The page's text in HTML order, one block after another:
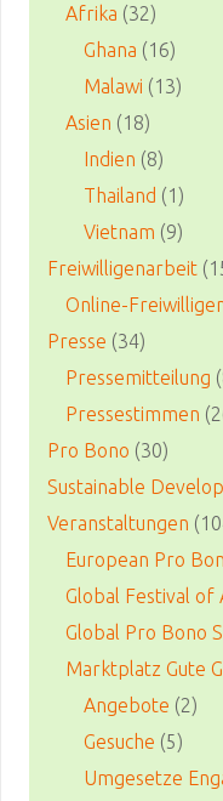
Afrika (32)
Ghana (16)
Malawi (13)
Asien (18)
Indien (8)
Thailand (1)
Vietnam (9)
Freiwilligenarbeit
Online-
Presse (34)
Pressemitteilung
Pressestimmen
Pro Bono (30)
Sustainable
Veranstaltungen
European Pro
Global Festival of
Global Pro Bono
Marktplatz Gute
Angebote (2)
Gesuche (5)
Umgesetze